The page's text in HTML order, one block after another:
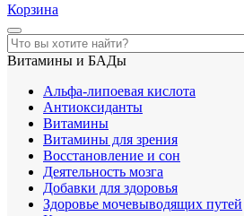
Корзина
Витамины и БАДы
Альфа-липоевая кислота
Антиоксиданты
Витамины
Витамины для зрения
Восстановление и сон
Деятельность мозга
Добавки для здоровья
Здоровье мочевыводящих путей